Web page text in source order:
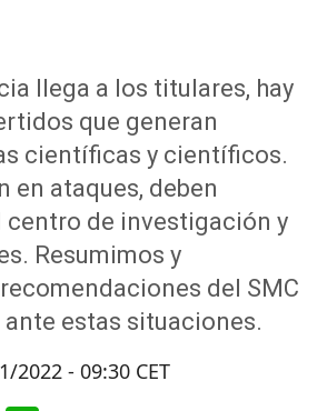
llega a los titulares, hay
que generan
científicas y científicos.
en ataques, deben
centro de investigación y
Resumimos y
del SMC
ante estas situaciones.
2022 - 09:30 CET